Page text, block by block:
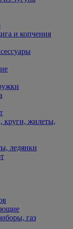
и копчения
круги, жилеты,
ледянки
газ